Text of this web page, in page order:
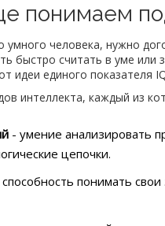
понимаем
человека, нужно
быстро считать в уме или
идеи единого показателя
интеллекта, каждый из
- умение анализировать
цепочки.
способность понимать